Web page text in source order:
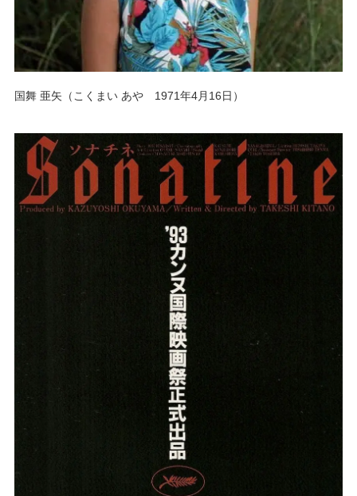
国舞 亜矢（こくまい あや 1971年4月16日）